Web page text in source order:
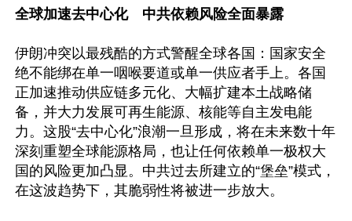
全球加速去中心化　中共依赖风险全面暴露
伊朗冲突以最残酷的方式警醒全球各国：国家安全
绝不能绑在单一咽喉要道或单一供应者手上。各国
正加速推动供应链多元化、大幅扩建本土战略储
备，并大力发展可再生能源、核能等自主发电能
力。这股“去中心化”浪潮一旦形成，将在未来数十年
深刻重塑全球能源格局，也让任何依赖单一极权大
国的风险更加凸显。中共过去所建立的“堡垒”模式，
在这波趋势下，其脆弱性将被进一步放大。